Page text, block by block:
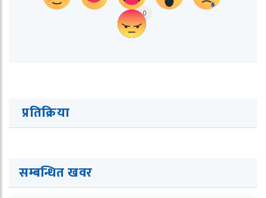
0
प्रतिक्रिया
सम्बन्धित खवर